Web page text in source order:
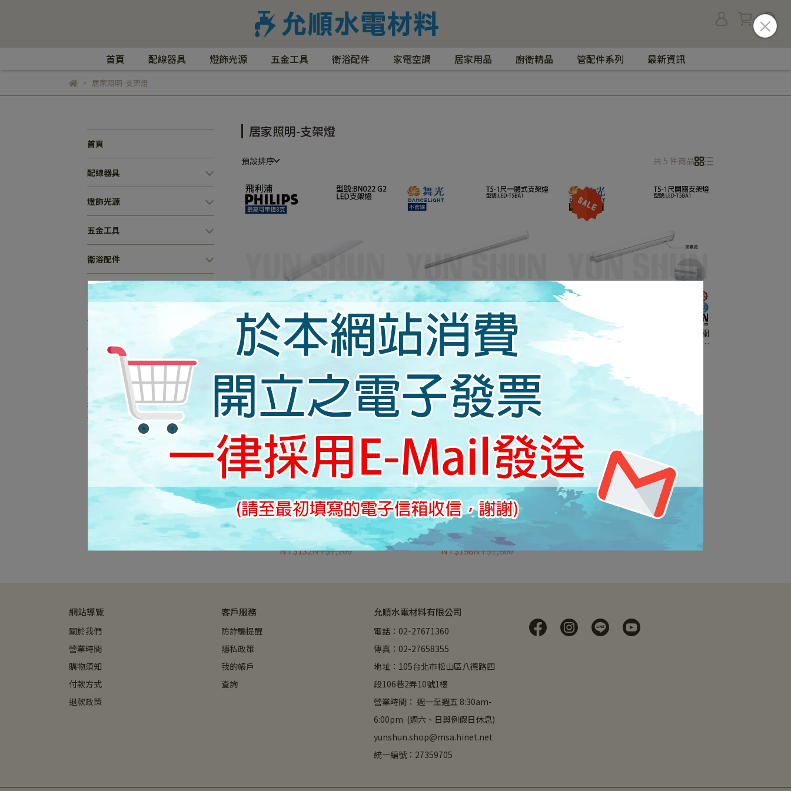
首頁 配線器具 燈飾光源 五金工具 衛浴配件 家電空調 居家用品 廚衛精品 管配件系列 最新資訊
居家照明-支架燈
首頁
配線器具
燈飾光源
五金工具
衛浴配件
家電空調
居家用品
廚衛精品
管配件系列
最新資訊
居家照明-支架燈
預設排序 共 5 件商品
飛利浦 4W / 8W /12W /16W PHILIPS
LED 支架燈 白光/自然光/黃光 BN
022 G2
NT$200
舞光T5-5W1尺 / 9W2尺 / 14W3尺 /
18W4尺 一體式 支架燈 層板燈 串接燈
間接照明 LED-T5 BA1 / T5 BA2 / T5
NT$130
舞光 T5 1尺 2尺 4尺 開關支架燈 開關
層板燈 LED-T5 BA1 / LED-T5 BA2 /
舞光 T5 5W1尺 / 9W2尺 / 18W4尺 T5
三段 調色 支架燈 壁切 三色支架燈
LED-T5 BAC-1SW / LED-T5 BAC-
NT$132NT$1,200
舞光 T5 2尺 4尺 紅/藍色 彩色支架燈
LED-T5 BA2-B / LED-T5 BA2-R /
LED-T5 BA4-B / LED-T5 BA4-R
NT$198NT$1,800
網站導覽
關於我們
營業時間
購物須知
付款方式
退款政策
客戶服務
防詐騙提醒
隱私政策
我的帳戶
查詢
允順水電材料有限公司
電話：02-27671360
傳真：02-27658355
地址：105台北市松山區八德路四
段106巷2弄10號1樓
營業時間： 週一至週五 8:30am-
6:00pm  (週六、日與例假日休息)
yunshun.shop@msa.hinet.net
統一編號：27359705